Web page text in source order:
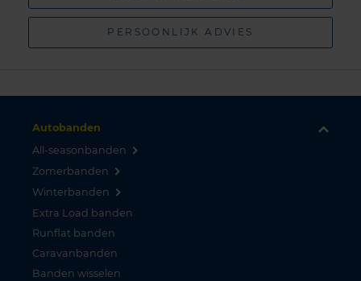
PERSOONLIJK ADVIES
Autobanden
All-seasonbanden
Zomerbanden
Winterbanden
Extra Load banden
Runflat banden
Caravanbanden
Banden wisselen